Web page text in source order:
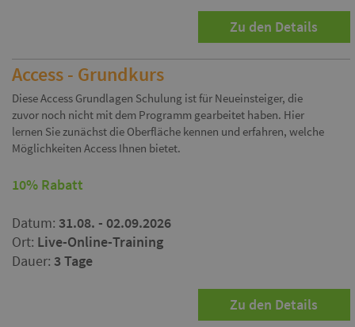
Zu den Details
Access - Grundkurs
Diese Access Grundlagen Schulung ist für Neueinsteiger, die
zuvor noch nicht mit dem Programm gearbeitet haben. Hier
lernen Sie zunächst die Oberfläche kennen und erfahren, welche
Möglichkeiten Access Ihnen bietet.
10% Rabatt
Datum: 31.08. - 02.09.2026
Ort: Live-Online-Training
Dauer: 3 Tage
Zu den Details